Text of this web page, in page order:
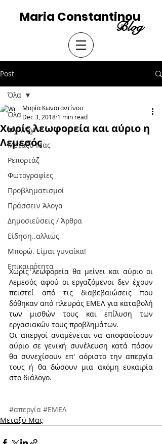
Maria Constantinou
Blog
Post
Όλα
My Way!
Μεταξύ Μας
Ρεπορτάζ
Φωτογραφίες
Προβληματισμοί
Πράσσειν Άλογα
Δημοσιεύσεις / Άρθρα
Είδηση..αλλιώς
Μπορώ. Είμαι γυναίκα!
Επικαιρότητα
Όλα
Χωρίς λεωφορεία και αύριο η
Λεμεσός
Μαρία Κωνσταντίνου
Dec 3, 2018 1 min read
Χωρίς λεωφορεία θα μείνει και αύριο οι
Λεμεσός αφού οι εργαζόμενοι δεν έχουν
πειστεί από τις διαβεβαιώσεις που
δόθηκαν από πλευράς ΕΜΕΛ για καταβολή
των μισθών τους και επίλυση των
εργασιακών τους προβλημάτων.
Οι απεργοί αναμένεται να αποφασίσουν
αύριο σε γενική συνέλευση κατά πόσον
θα συνεχίσουν επ' αόριστο την απεργία
τους ή θα δώσουν μια ακόμη ευκαιρία
στο διάλογο.
#απεργία #ΕΜΕΛ
Μεταξύ Μας